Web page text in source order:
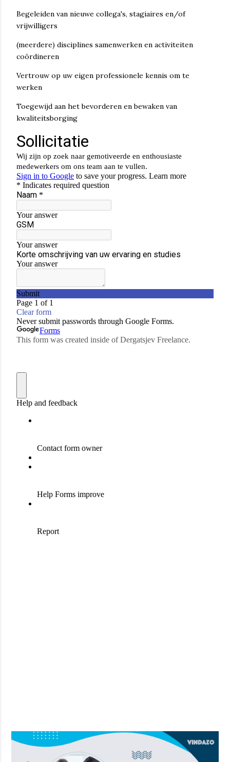
Begeleiden van nieuwe collega's, stagiaires en/of
vrijwilligers
(meerdere) disciplines samenwerken en activiteiten
coördineren
Vertrouw op uw eigen professionele kennis om te
werken
Toegewijd aan het bevorderen en bewaken van
kwaliteitsborging